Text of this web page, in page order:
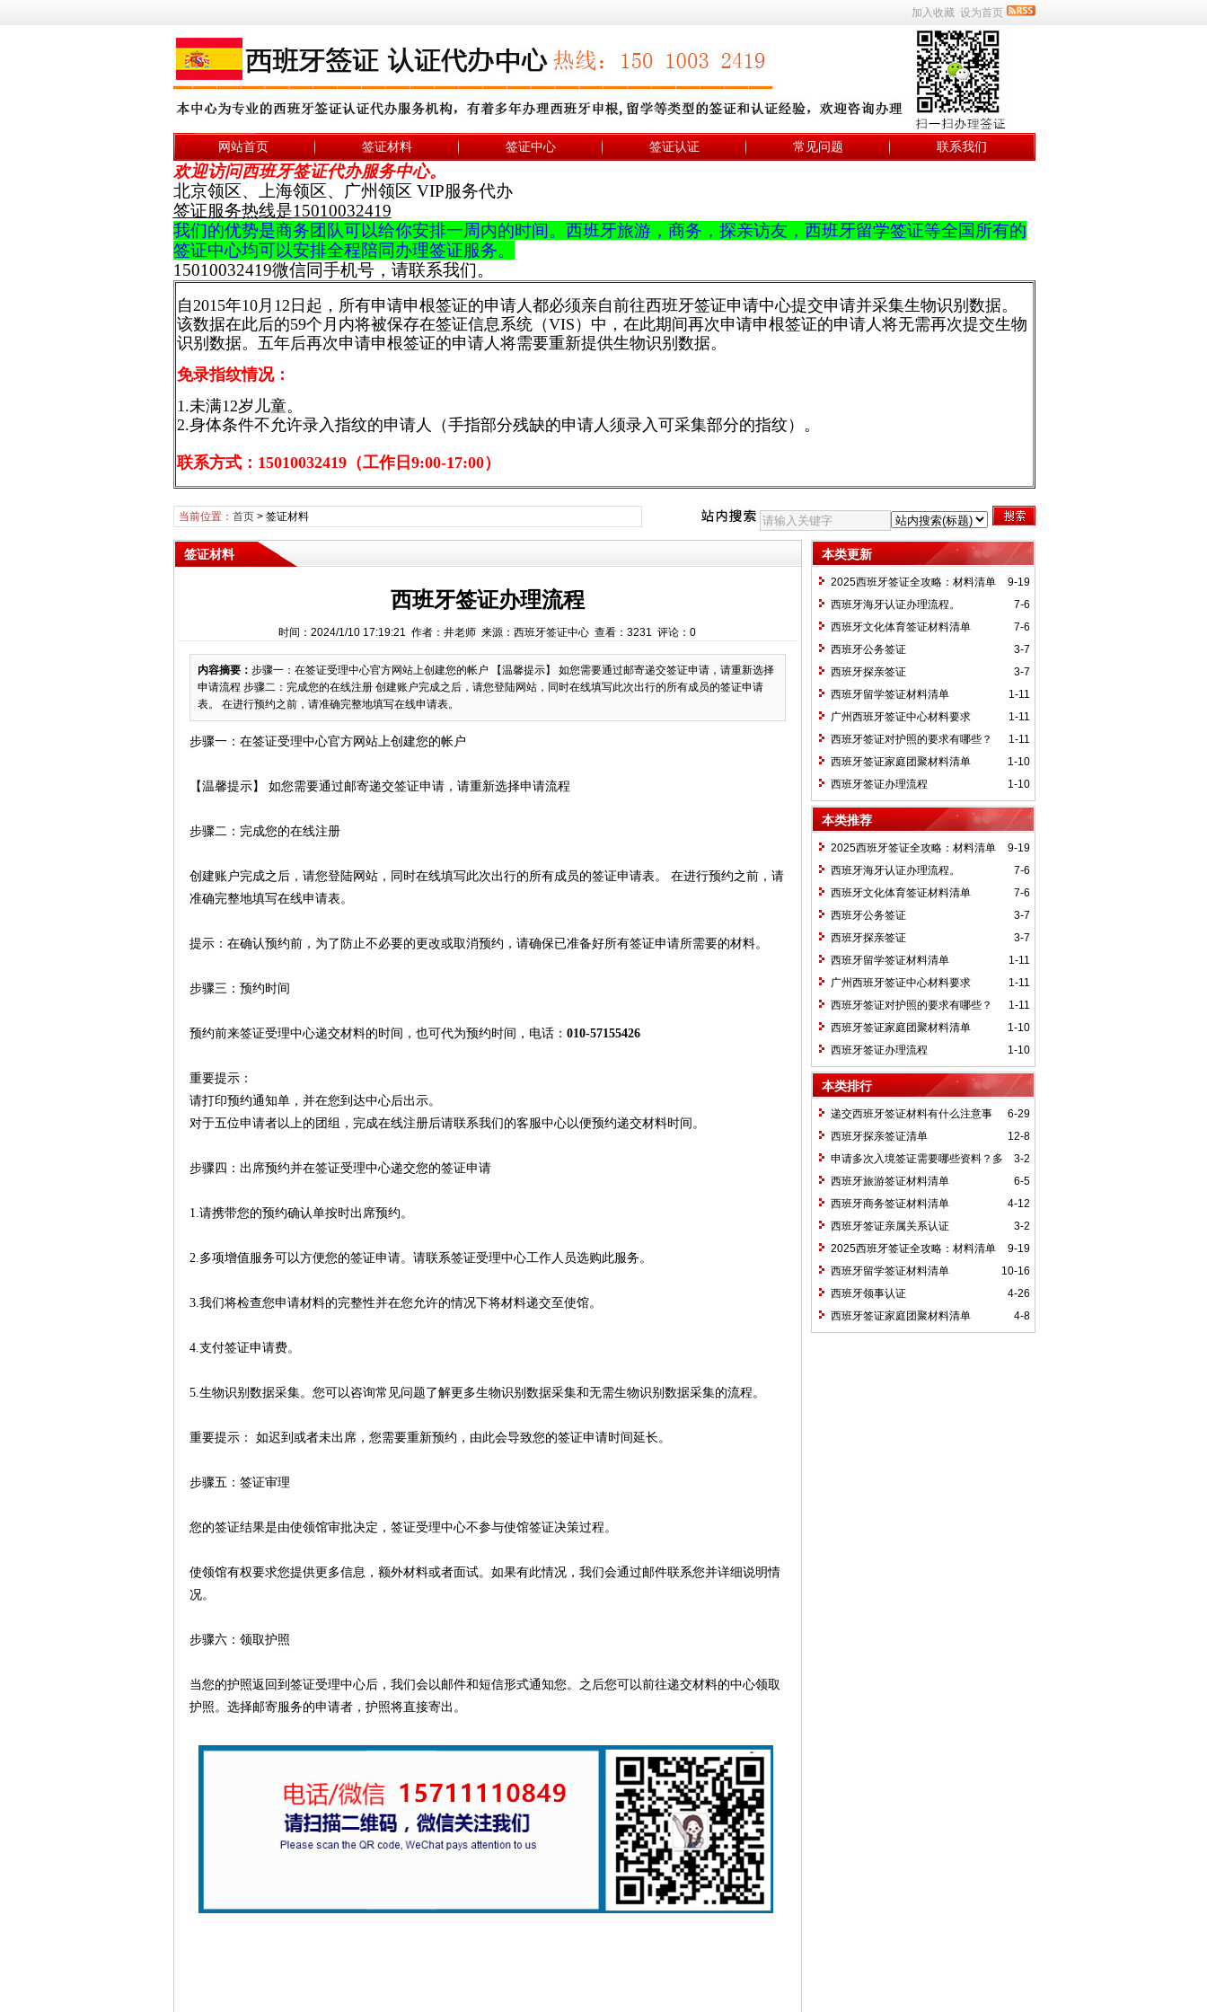
加入收藏 设为首页
网站首页 签证材料 签证中心 签证认证 常见问题 联系我们
欢迎访问西班牙签证代办服务中心。
北京领区、上海领区、广州领区 VIP服务代办
签证服务热线是15010032419
我们的优势是商务团队可以给你安排一周内的时间。西班牙旅游，商务， 探亲访友，西班牙留学签证等全国所有的
签证中心均可以安排全程陪同办理签证服务。
15010032419微信同手机号，请联系我们。
自2015年10月12日起，所有申请申根签证的申请人都必须亲自前往西班牙签证申请中心提交申请并采集生物识别数据。
该数据在此后的59个月内将被保存在签证信息系统（VIS）中，在此期间再次申请申根签证的申请人将无需再次提交生物
识别数据。五年后再次申请申根签证的申请人将需要重新提供生物识别数据。
免录指纹情况：
1.未满12岁儿童。
2.身体条件不允许录入指纹的申请人（手指部分残缺的申请人须录入可采集部分的指纹）。
联系方式：15010032419（工作日9:00-17:00）
当前位置： 首页> 签证材料
签证材料
西班牙签证办理流程
时间：2024/1/10 17:19:21 作者：井老师 来源：西班牙签证中心 查看：3231 评论：0
内容摘要： 步骤一：在签证受理中心官方网站上创建您的帐户 【温馨提示】 如您需要通过邮寄递交签证申请，请重新选择
申请流程 步骤二：完成您的在线注册 创建账户完成之后，请您登陆网站，同时在线填写此次出行的所有成员的签证申请
表。 在进行预约之前，请准确完整地填写在线申请表。
步骤一：在签证受理中心官方网站上创建您的帐户
【温馨提示】 如您需要通过邮寄递交签证申请，请重新选择申请流程
步骤二：完成您的在线注册
创建账户完成之后，请您登陆网站，同时在线填写此次出行的所有成员的签证申请表。
在进行预约之前，请
准确完整地填写在线申请表。
提示：在确认预约前，为了防止不必要的更改或取消预约，请确保已准备好所有签证申请所需要的材料。
步骤三：预约时间
预约前来签证受理中心递交材料的时间，也可代为预约时间，电话： 010-57155426
重要提示：
请打印预约通知单，并在您到达中心后出示。
对于五位申请者以上的团组，完成在线注册后请联系我们的客服中心以便预约递交材料时间。
步骤四：出席预约并在签证受理中心递交您的签证申请
1.请携带您的预约确认单按时出席预约。
2.多项增值服务可以方便您的签证申请。请联系签证受理中心工作人员选购此服务。
3.我们将检查您申请材料的完整性并在您允许的情况下将材料递交至使馆。
4.支付签证申请费。
5.生物识别数据采集。您可以咨询常见问题了解更多生物识别数据采集和无需生物识别数据采集的流程。
重要提示： 如迟到或者未出席，您需要重新预约，由此会导致您的签证申请时间延长。
步骤五：签证审理
您的签证结果是由使领馆审批决定，签证受理中心不参与使馆签证决策过程。
使领馆有权要求您提供更多信息，额外材料或者面试。如果有此情况，我们会通过邮件联系您并详细说明情
况。
步骤六：领取护照
当您的护照返回到签证受理中心后，我们会以邮件和短信形式通知您。之后您可以前往递交材料的中心领取
护照。选择邮寄服务的申请者，护照将直接寄出。
本类更新
9-19
2025西班牙签证全攻略：材料清单
+避坑指南，助你轻松出签！
7-6
西班牙海牙认证办理流程。
7-6
西班牙文化体育签证材料清单
3-7
西班牙公务签证
3-7
西班牙探亲签证
1-11
西班牙留学签证材料清单
1-11
广州西班牙签证中心材料要求
1-11
西班牙签证对护照的要求有哪些？
1-10
西班牙签证家庭团聚材料清单
1-10
西班牙签证办理流程
本类推荐
9-19
2025西班牙签证全攻略：材料清单
+避坑指南，助你轻松出签！
7-6
西班牙海牙认证办理流程。
7-6
西班牙文化体育签证材料清单
3-7
西班牙公务签证
3-7
西班牙探亲签证
1-11
西班牙留学签证材料清单
1-11
广州西班牙签证中心材料要求
1-11
西班牙签证对护照的要求有哪些？
1-10
西班牙签证家庭团聚材料清单
1-10
西班牙签证办理流程
本类排行
6-29
递交西班牙签证材料有什么注意事
项？
12-8
西班牙探亲签证清单
3-2
申请多次入境签证需要哪些资料？多
次入境签证费会高些吗？
6-5
西班牙旅游签证材料清单
4-12
西班牙商务签证材料清单
3-2
西班牙签证亲属关系认证
9-19
2025西班牙签证全攻略：材料清单
+避坑指南，助你轻松出签！
10-16
西班牙留学签证材料清单
4-26
西班牙领事认证
4-8
西班牙签证家庭团聚材料清单